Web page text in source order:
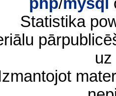
Statistika